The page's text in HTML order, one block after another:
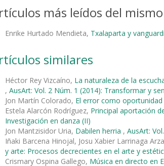
más leídos del
Enrike Hurtado Mendieta, Txalaparta y
similares
Héctor Rey Vizcaíno, La naturaleza de la
, AusArt: Vol. 2 Núm. 1 (2014): Transformar y
Jon Martín Colorado, El error como oportunidad
Estela Alarcón Rodríguez, Principal aportación
Investigación en danza (II)
Jon Mantzisidor Uria, Dabilen herria , AusArt:
Iñaki Barcena Hinojal, Josu Xabier Larrinaga
y arte: Procesos decrecientes en el arte y
Crismary Ospina Gallego, Música en directo en